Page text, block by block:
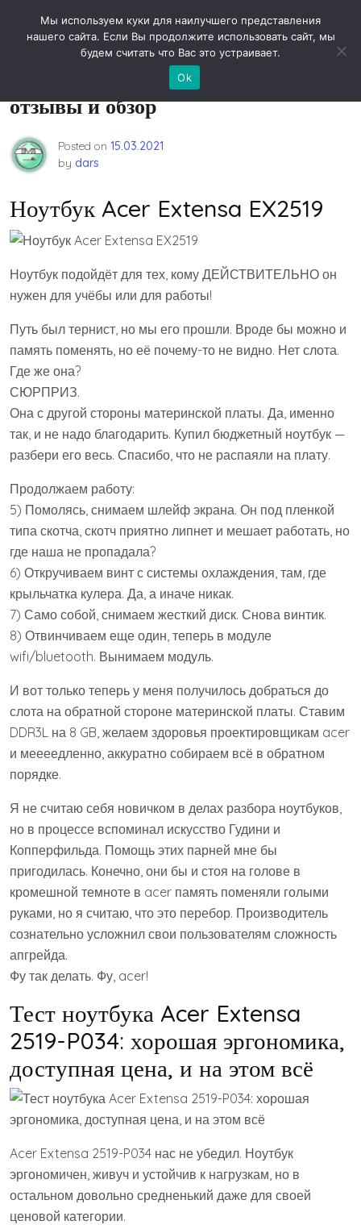
Новости технологий
Ноутбук Acer Extensa EX2519:
отзывы и обзор
Posted on 15.03.2021
by dars
Ноутбук Acer Extensa EX2519
Ноутбук подойдёт для тех, кому ДЕЙСТВИТЕЛЬНО он
нужен для учёбы или для работы!
Путь был тернист, но мы его прошли. Вроде бы можно и
память поменять, но её почему-то не видно. Нет слота.
Где же она?
СЮРПРИЗ.
Она с другой стороны материнской платы. Да, именно
так, и не надо благодарить. Купил бюджетный ноутбук —
разбери его весь. Спасибо, что не распаяли на плату.
Продолжаем работу:
5) Помолясь, снимаем шлейф экрана. Он под пленкой
типа скотча, скотч приятно липнет и мешает работать, но
где наша не пропадала?
6) Откручиваем винт с системы охлаждения, там, где
крыльчатка кулера. Да, а иначе никак.
7) Само собой, снимаем жесткий диск. Снова винтик.
8) Отвинчиваем еще один, теперь в модуле
wifi/bluetooth. Вынимаем модуль.
И вот только теперь у меня получилось добраться до
слота на обратной стороне материнской платы. Ставим
DDR3L на 8 GB, желаем здоровья проектировщикам acer
и меееедленно, аккуратно собираем всё в обратном
порядке.
Я не считаю себя новичком в делах разбора ноутбуков,
но в процессе вспоминал искусство Гудини и
Копперфильда. Помощь этих парней мне бы
пригодилась. Конечно, они бы и стоя на голове в
кромешной темноте в acer память поменяли голыми
руками, но я считаю, что это перебор. Производитель
сознательно усложнил свои пользователям сложность
апгрейда.
Фу так делать. Фу, acer!
Тест ноутбука Acer Extensa
2519-P034: хорошая эргономика,
доступная цена, и на этом всё
Acer Extensa 2519-P034 нас не убедил. Ноутбук
эргономичен, живуч и устойчив к нагрузкам, но в
остальном довольно средненький даже для своей
ценовой категории.
Мы используем куки для наилучшего представления
нашего сайта. Если Вы продолжите использовать сайт, мы
будем считать что Вас это устраивает.
Ok